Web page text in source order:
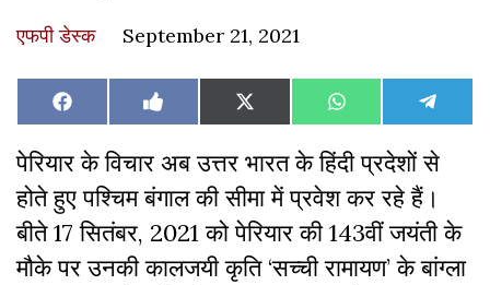
एफपी डेस्‍क September 21, 2021
Share
on
Facebook Share
on
Like
on
Share
on
X
(Twitter)
Share
on
WhatsAppShare
on
पेरियार के विचार अब उत्तर भारत के हिंदी प्रदेशों से
होते हुए पश्चिम बंगाल की सीमा में प्रवेश कर रहे हैं।
बीते 17 सितंबर, 2021 को पेरियार की 143वीं जयंती के
मौके पर उनकी कालजयी कृति ‘सच्ची रामायण’ के बांग्ला